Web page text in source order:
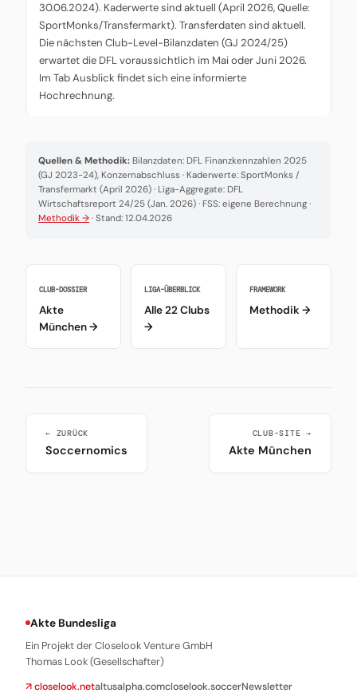
30.06.2024). Kaderwerte sind aktuell (April 2026, Quelle:
SportMonks/Transfermarkt). Transferdaten sind aktuell.
Die nächsten Club-Level-Bilanzdaten (GJ 2024/25)
erwartet die DFL voraussichtlich im Mai oder Juni 2026.
Im Tab Ausblick findet sich eine informierte
Hochrechnung.
Quellen & Methodik: Bilanzdaten: DFL Finanzkennzahlen 2025
(GJ 2023-24), Konzernabschluss · Kaderwerte: SportMonks /
Transfermarkt (April 2026) · Liga-Aggregate: DFL
Wirtschaftsreport 24/25 (Jan. 2026) · FSS: eigene Berechnung ·
Methodik → · Stand: 12.04.2026
CLUB-DOSSIER
Akte
München →
LIGA-ÜBERBLICK
Alle 22 Clubs
→
FRAMEWORK
Methodik →
← ZURÜCK
Soccernomics
CLUB-SITE →
Akte München
Akte Bundesliga
Ein Projekt der Closelook Venture GmbH
Thomas Look (Gesellschafter)
↗ closelook.netaltusalpha.comcloselook.soccerNewsletter